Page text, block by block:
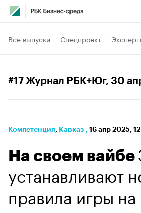
Все выпуски Спецпроект
#17 Журнал РБК+Юг, 30
Компетенция⁠, Кавказ , 16 апр 2025,
На своем вайбе
устанавливают
правила игры